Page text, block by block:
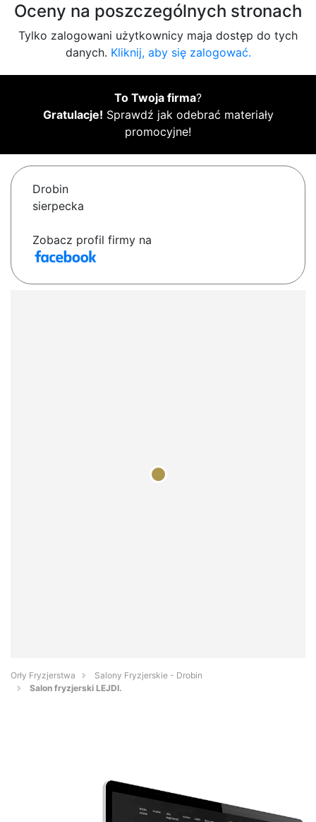
Oceny na poszczególnych stronach
Tylko zalogowani użytkownicy maja dostęp do tych
danych. Kliknij, aby się zalogować.
To Twoja firma?
Gratulacje! Sprawdź jak odebrać materiały
promocyjne!
Drobin
sierpecka
Zobacz profil firmy na
Orły Fryzjerstwa
Salony Fryzjerskie - Drobin
Salon fryzjerski LEJDI.